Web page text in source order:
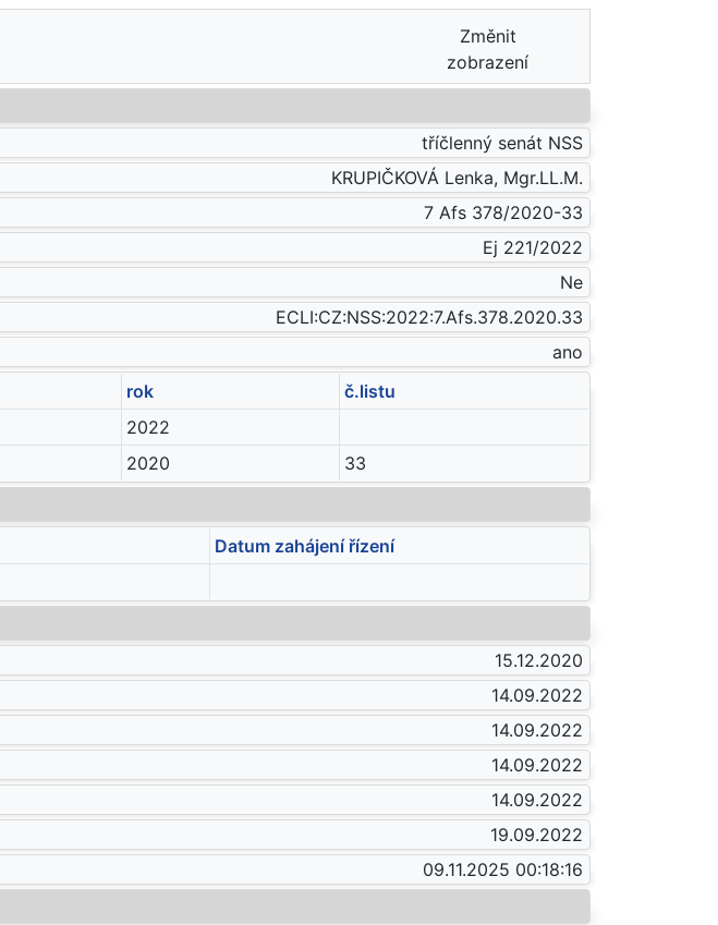
Změnit
zobrazení
tříčlenný senát NSS
KRUPIČKOVÁ Lenka, Mgr.LL.M.
7 Afs 378/2020-33
Ej 221/2022
Ne
ECLI:CZ:NSS:2022:7.Afs.378.2020.33
ano
rok
č.listu
2022
2020
33
Datum zahájení řízení
15.12.2020
14.09.2022
14.09.2022
14.09.2022
14.09.2022
19.09.2022
09.11.2025 00:18:16